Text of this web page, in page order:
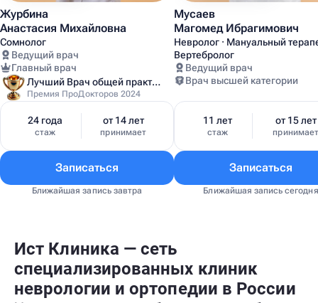
Журбина
Анастасия Михайловна
Сомнолог
Ведущий врач
Главный врач
Лучший Врач общей практики Москвы
Премия ПроДокторов 2024
24 года
стаж
от 14 лет
принимает
Записаться
Ближайшая запись завтра
Мусаев
Магомед Ибрагимович
Невролог · Мануальный
Вертебролог
Ведущий врач
Врач высшей категории
11 лет
стаж
от 15 лет
принимает
Записаться
Ближайшая запись сегодня
Ист Клиника — сеть
специализированных клиник
неврологии и ортопедии в России